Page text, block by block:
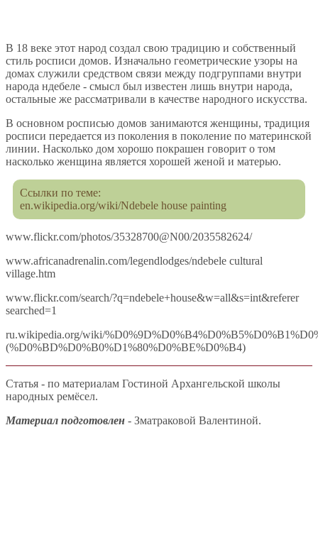
В 18 веке этот народ создал свою традицию и собственный
стиль росписи домов. Изначально геометрические узоры на
домах служили средством связи между подгруппами внутри
народа ндебеле - смысл был известен лишь внутри народа,
остальные же рассматривали в качестве народного искусства.
В основном росписью домов занимаются женщины, традиция
росписи передается из поколения в поколение по материнской
линии. Насколько дом хорошо покрашен говорит о том
насколько женщина является хорошей женой и матерью.
Ссылки по теме:
en.wikipedia.org/wiki/Ndebele house painting
www.flickr.com/photos/35328700@N00/2035582624/
www.africanadrenalin.com/legendlodges/ndebele cultural
village.htm
www.flickr.com/search/?q=ndebele+house&w=all&s=int&referer
searched=1
ru.wikipedia.org/wiki/
(%D0%BD%D0%B0%D1%80%D0%BE%D0%B4)
Статья - по материалам Гостиной Архангельской школы
народных ремёсел.
Материал подготовлен - Зматраковой Валентиной.